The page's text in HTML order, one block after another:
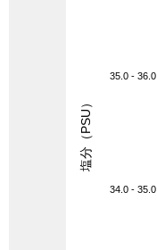
35.0 - 36.0
34.0 - 35.0
塩分（PSU）